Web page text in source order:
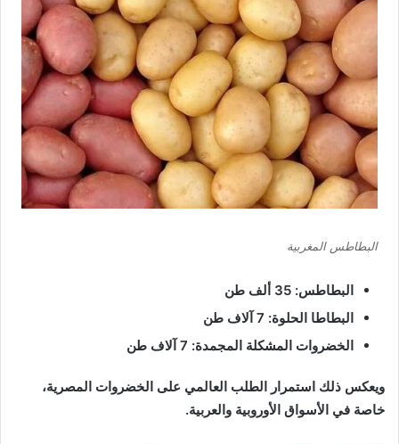
البطاطس المغربية
البطاطس: 35 ألف طن
البطاطا الحلوة: 7 آلاف طن
الخضروات المشكلة المجمدة: 7 آلاف طن
ويعكس ذلك استمرار الطلب العالمي على الخضروات المصرية،
خاصة في الأسواق الأوروبية والعربية.